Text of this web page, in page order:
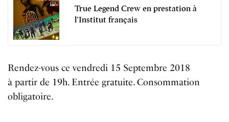
True Legend Crew en prestation à
l’Institut français
Rendez-vous ce vendredi 15 Septembre 2018
à partir de 19h. Entrée gratuite. Consommation
obligatoire.